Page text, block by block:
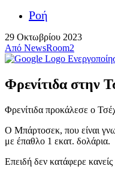
Ροή
29 Οκτωβρίου 2023
Από NewsRoom2
Φρενίτιδα στην
Φρενίτιδα προκάλεσε ο
Ο Μπάρτοσεκ, που είναι
με έπαθλο 1 εκατ. δολάρια.
Επειδή δεν κατάφερε